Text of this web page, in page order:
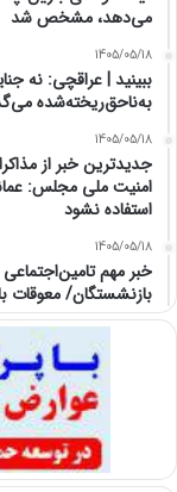
می‌دهد، مشخص شد
1405/05/18
ببینید | عراقچی: نه
به‌ناحق‌ریخته‌شده
1405/05/18
جدیدترین خبر از
امنیت ملی مجلس:
استفاده نشود
1405/05/18
خبر مهم
بازنشستگان/ معوقات